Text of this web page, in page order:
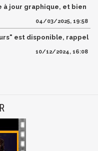
à jour graphique, et bien
04/03/2025, 19:58
est disponible, rappel
10/12/2024, 16:08